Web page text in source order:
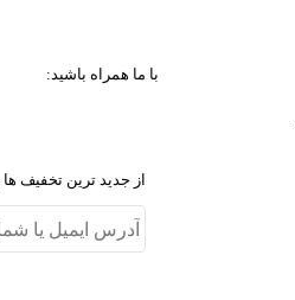
با ما همراه باشید:
از جدید ترین تخفیف